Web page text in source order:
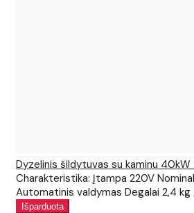
Dyzelinis šildytuvas su kaminu 40kW
Charakteristika: Įtampa 220V
Automatinis valdymas Degalai 2,4 kg